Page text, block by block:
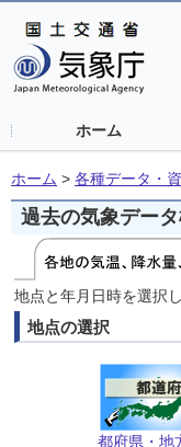
ホーム
ホーム > 各種データ・
過去の気象デー
地点と年月日時を選択
地点の選択
都府県・地